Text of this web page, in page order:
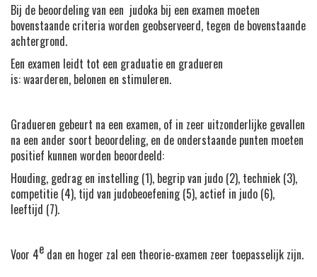
Bij de beoordeling van een judoka bij een examen moeten
bovenstaande criteria worden geobserveerd, tegen de bovenstaande
achtergrond.
Een examen leidt tot een graduatie en gradueren
is: waarderen, belonen en stimuleren.
Gradueren gebeurt na een examen, of in zeer uitzonderlijke gevallen
na een ander soort beoordeling, en de onderstaande punten moeten
positief kunnen worden beoordeeld:
Houding, gedrag en instelling (1), begrip van judo (2), techniek (3),
competitie (4), tijd van judobeoefening (5), actief in judo (6),
leeftijd (7).
Voor 4e dan en hoger zal een theorie-examen zeer toepasselijk zijn.